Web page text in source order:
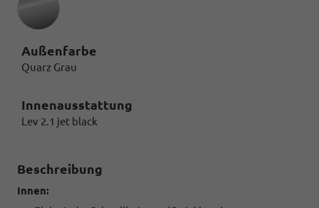
Außenfarbe
Quarz Grau
Innenausstattung
Lev 2.1 jet black
Beschreibung
Innen: